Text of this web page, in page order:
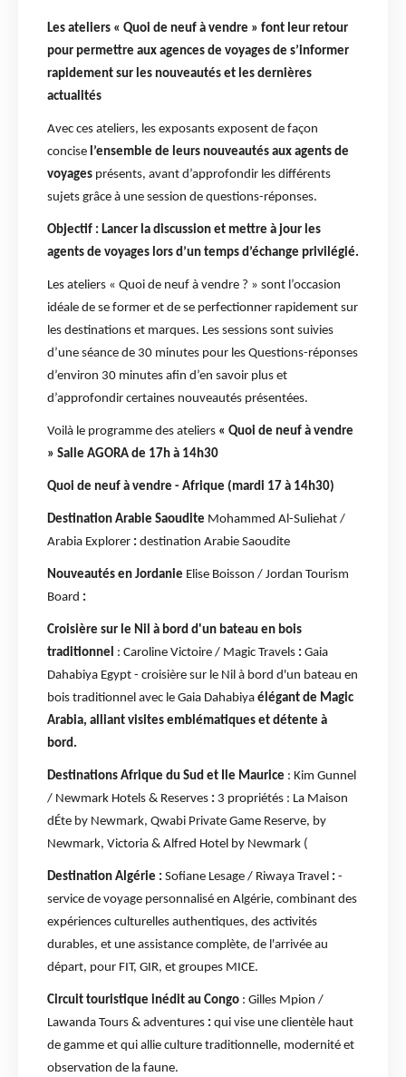
Les ateliers « Quoi de neuf à vendre » font leur retour
pour permettre aux agences de voyages de s’informer
rapidement sur les nouveautés et les dernières
actualités
Avec ces ateliers, les exposants exposent de façon
concise l’ensemble de leurs nouveautés aux agents de
voyages présents, avant d’approfondir les différents
sujets grâce à une session de questions-réponses.
Objectif : Lancer la discussion et mettre à jour les
agents de voyages lors d’un temps d’échange privilégié.
Les ateliers « Quoi de neuf à vendre ? » sont l’occasion
idéale de se former et de se perfectionner rapidement sur
les destinations et marques. Les sessions sont suivies
d’une séance de 30 minutes pour les Questions-réponses
d’environ 30 minutes afin d’en savoir plus et
d’approfondir certaines nouveautés présentées.
Voilà le programme des ateliers « Quoi de neuf à vendre
» Salle AGORA de 17h à 14h30
Quoi de neuf à vendre - Afrique (mardi 17 à 14h30)
Destination Arabie Saoudite Mohammed Al-Suliehat /
Arabia Explorer : destination Arabie Saoudite
Nouveautés en Jordanie Elise Boisson / Jordan Tourism
Board :
Croisière sur le Nil à bord d'un bateau en bois
traditionnel : Caroline Victoire / Magic Travels : Gaia
Dahabiya Egypt - croisière sur le Nil à bord d'un bateau en
bois traditionnel avec le Gaia Dahabiya élégant de Magic
Arabia, alliant visites emblématiques et détente à
bord.
Destinations Afrique du Sud et Ile Maurice : Kim Gunnel
/ Newmark Hotels & Reserves : 3 propriétés : La Maison
dÉte by Newmark, Qwabi Private Game Reserve, by
Newmark, Victoria & Alfred Hotel by Newmark (
Destination Algérie : Sofiane Lesage / Riwaya Travel : -
service de voyage personnalisé en Algérie, combinant des
expériences culturelles authentiques, des activités
durables, et une assistance complète, de l'arrivée au
départ, pour FIT, GIR, et groupes MICE.
Circuit touristique inédit au Congo : Gilles Mpion /
Lawanda Tours & adventures : qui vise une clientèle haut
de gamme et qui allie culture traditionnelle, modernité et
observation de la faune.